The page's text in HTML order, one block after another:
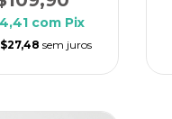
com Pix
sem juros